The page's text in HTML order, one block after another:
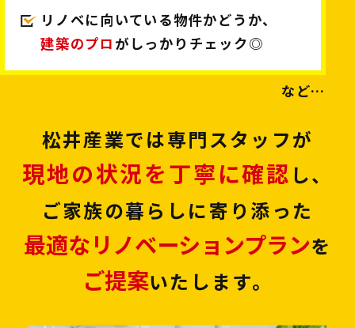
リノベに向いている物件かどうか、
建築のプロ がしっかりチェック◎
など…
松井産業では専門スタッフが
現地の状況を丁寧に確認 し、
ご家族の暮らしに寄り添った
最適なリノベーションプランを
ご提案いたします。